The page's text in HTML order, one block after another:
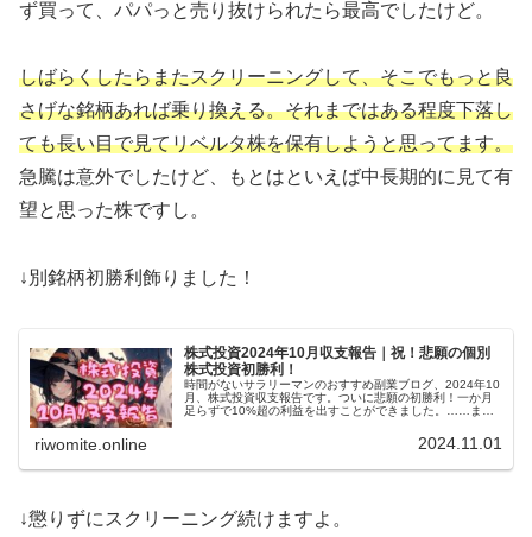
ず買って、パパっと売り抜けられたら最高でしたけど。
しばらくしたらまたスクリーニングして、そこでもっと良
さげな銘柄あれば乗り換える。それまではある程度下落し
ても長い目で見てリベルタ株を保有しようと思ってます。
急騰は意外でしたけど、もとはといえば中長期的に見て有
望と思った株ですし。
↓別銘柄初勝利飾りました！
株式投資2024年10月収支報告｜祝！悲願の個別
株式投資初勝利！
時間がないサラリーマンのおすすめ副業ブログ、2024年10
月、株式投資収支報告です。ついに悲願の初勝利！一か月
足らずで10%超の利益を出すことができました。……まだ
riwomite.online 2024.11.01
↓懲りずにスクリーニング続けますよ。